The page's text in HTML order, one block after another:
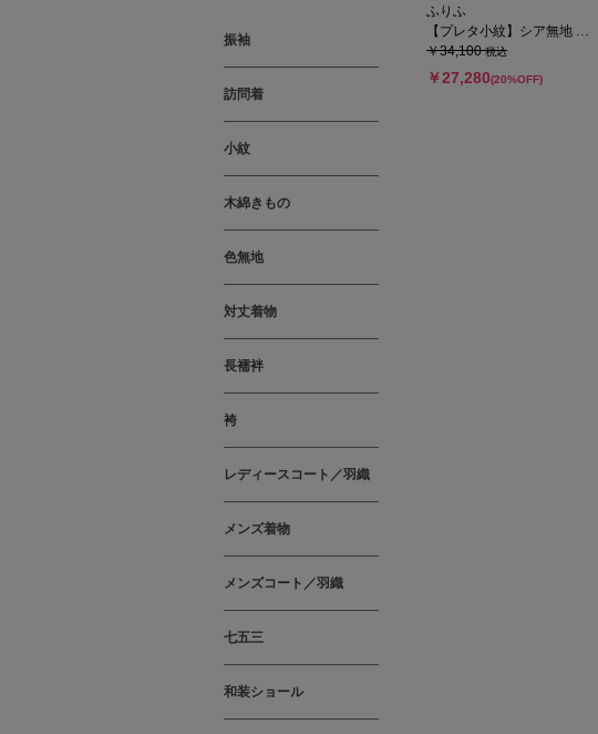
振袖
訪問着
小紋
木綿きもの
色無地
対丈着物
長襦袢
袴
レディースコート／羽織
メンズ着物
メンズコート／羽織
七五三
和装ショール
ふりふ
【プレタ小紋】シア無地 単衣
￥34,100 税込
￥27,280(20%OFF)